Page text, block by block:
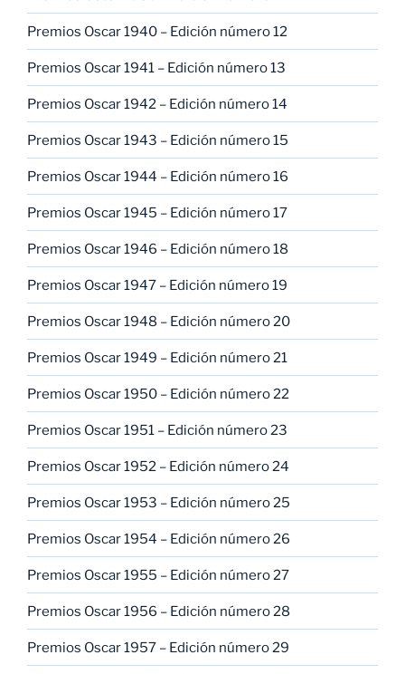
Premios Oscar 1940 – Edición número 12
Premios Oscar 1941 – Edición número 13
Premios Oscar 1942 – Edición número 14
Premios Oscar 1943 – Edición número 15
Premios Oscar 1944 – Edición número 16
Premios Oscar 1945 – Edición número 17
Premios Oscar 1946 – Edición número 18
Premios Oscar 1947 – Edición número 19
Premios Oscar 1948 – Edición número 20
Premios Oscar 1949 – Edición número 21
Premios Oscar 1950 – Edición número 22
Premios Oscar 1951 – Edición número 23
Premios Oscar 1952 – Edición número 24
Premios Oscar 1953 – Edición número 25
Premios Oscar 1954 – Edición número 26
Premios Oscar 1955 – Edición número 27
Premios Oscar 1956 – Edición número 28
Premios Oscar 1957 – Edición número 29